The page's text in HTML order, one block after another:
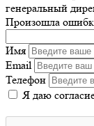
генеральный
Произошла
Имя
Email
Телефон
Я даю